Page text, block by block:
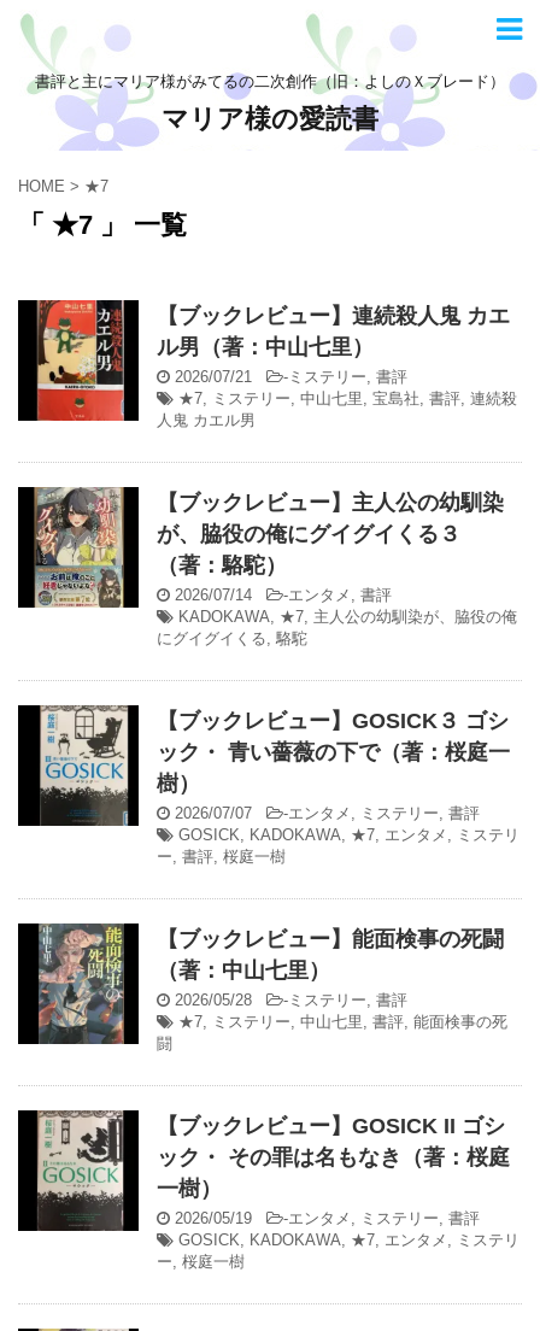
書評と主にマリア様がみてるの二次創作（旧：よしのＸブレード）
マリア様の愛読書
HOME > ★7
「 ★7 」 一覧
【ブックレビュー】連続殺人鬼 カエ
ル男（著：中山七里）
2026/07/21 - ミステリー, 書評
★7, ミステリー, 中山七里 , 宝島社, 書評, 連続殺
人鬼 カエル男
【ブックレビュー】主人公の幼馴染
が、脇役の俺にグイグイくる３
（著：駱駝）
2026/07/14 -エンタメ , 書評
KADOKAWA, ★7, 主人公の幼馴染が、脇役の俺
にグイグイくる, 駱駝
【ブックレビュー】GOSICK３ ゴシ
ック・ 青い薔薇の下で（著：桜庭一
樹）
2026/07/07 -エンタメ , ミステリー, 書評
GOSICK, KADOKAWA, ★7, エンタメ , ミステリ
ー, 書評, 桜庭一樹
【ブックレビュー】能面検事の死闘
（著：中山七里）
2026/05/28 - ミステリー, 書評
★7, ミステリー, 中山七里 , 書評, 能面検事の死
闘
【ブックレビュー】GOSICK II ゴシ
ック・ その罪は名もなき（著：桜庭
一樹）
2026/05/19 -エンタメ , ミステリー, 書評
GOSICK, KADOKAWA, ★7, エンタメ , ミステリ
ー, 桜庭一樹